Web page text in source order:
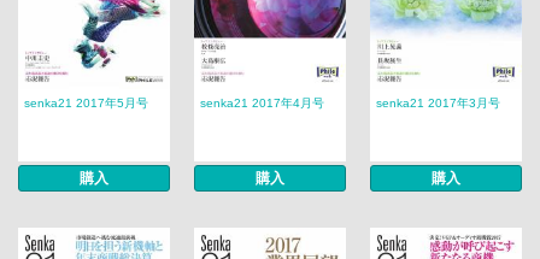
senka21 2017年5月号
購入
senka21 2017年4月号
購入
senka21 2017年3月号
購入